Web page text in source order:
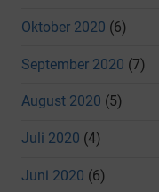
Oktober 2020 (6)
September 2020 (7)
August 2020 (5)
Juli 2020 (4)
Juni 2020 (6)